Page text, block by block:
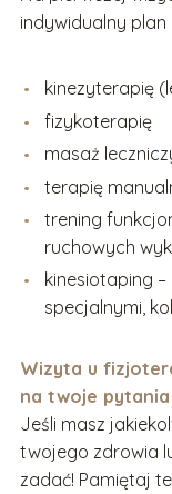
indywidualny
kinezyterapię
fizykoterapię
masaż
terapię
trening
ruchowych
kinesiotaping
specjalnymi,
Wizyta u
na twoje pytania
Jeśli masz
twojego zdrowia
zadać! Pamiętaj